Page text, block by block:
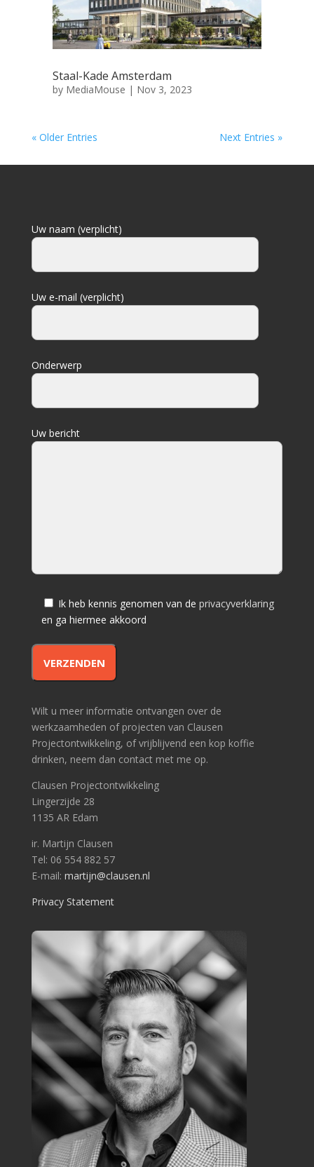
Staal-Kade Amsterdam
by MediaMouse | Nov 3, 2023
« Older Entries Next Entries »
Uw naam (verplicht)
Uw e-mail (verplicht)
Onderwerp
Uw bericht
Ik heb kennis genomen van de privacyverklaring
en ga hiermee akkoord
Wilt u meer informatie ontvangen over de
werkzaamheden of projecten van Clausen
Projectontwikkeling, of vrijblijvend een kop koffie
drinken, neem dan contact met me op.
Clausen Projectontwikkeling
Lingerzijde 28
1135 AR Edam
ir. Martijn Clausen
Tel: 06 554 882 57
E-mail: martijn@clausen.nl
Privacy Statement